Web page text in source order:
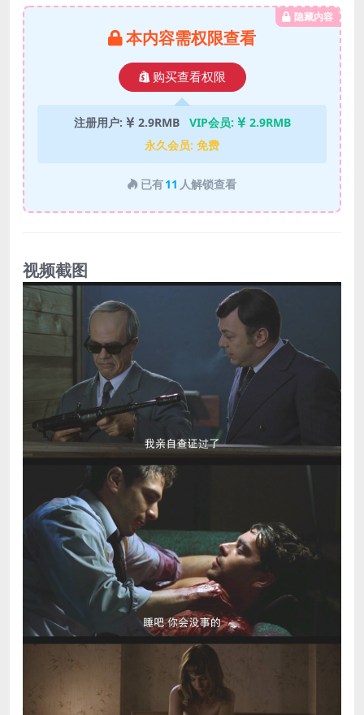
隐藏内容
本内容需权限查看
购买查看权限
注册用户: 2.9RMB VIP会员:
2.9RMB
永久会员: 免费
已有11 人解锁查看
视频截图